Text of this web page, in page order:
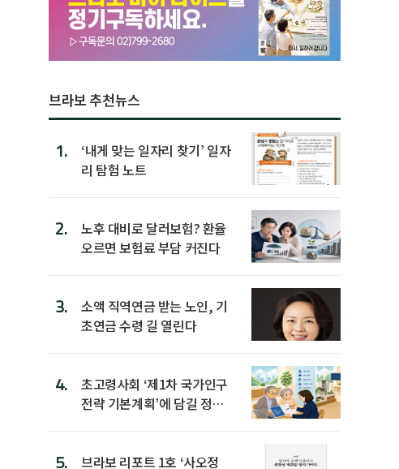
브라보 추천뉴스
1.
‘내게 맞는 일자리 찾기’ 일자
리 탐험 노트
2.
노후 대비로 달러보험? 환율
오르면 보험료 부담 커진다
3.
소액 직역연금 받는 노인, 기
초연금 수령 길 열린다
4.
초고령사회 ‘제1차 국가인구
전략 기본계획’에 담길 정책
5.
브라보 리포트 1호 ‘사오정